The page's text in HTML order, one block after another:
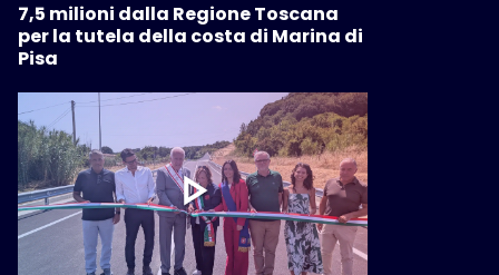
7,5 milioni dalla Regione Toscana
per la tutela della costa di Marina di
Pisa